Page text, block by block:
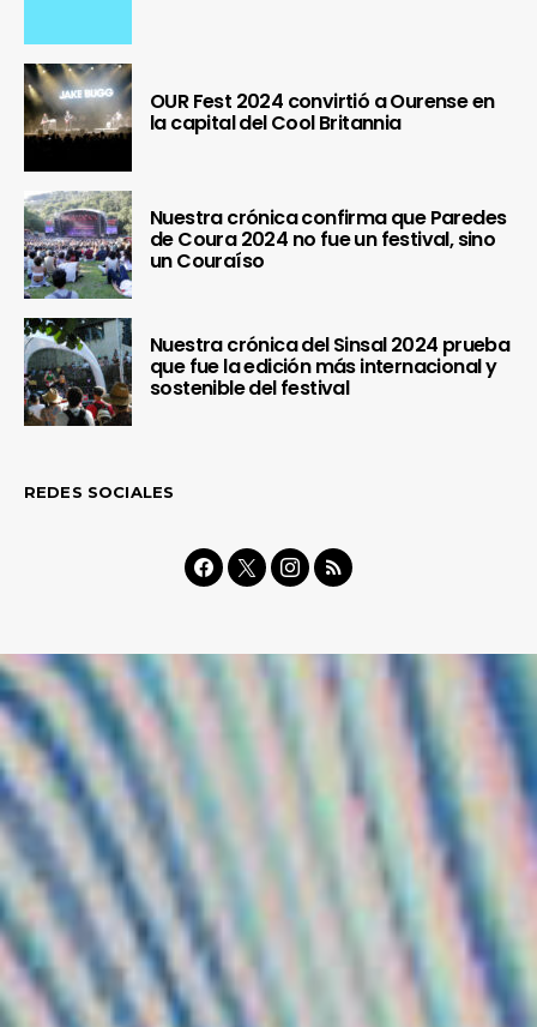
OUR Fest 2024 convirtió a Ourense en
la capital del Cool Britannia
Nuestra crónica confirma que Paredes
de Coura 2024 no fue un festival, sino
un Couraíso
Nuestra crónica del Sinsal 2024 prueba
que fue la edición más internacional y
sostenible del festival
REDES SOCIALES